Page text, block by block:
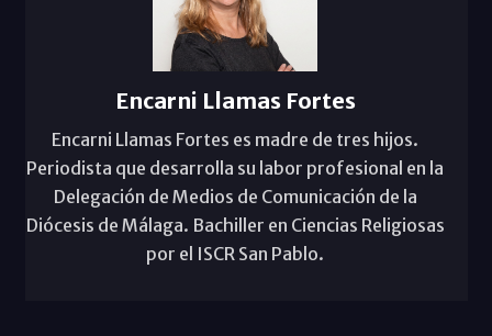
Encarni Llamas Fortes
Encarni Llamas Fortes es madre de tres hijos.
Periodista que desarrolla su labor profesional en la
Delegación de Medios de Comunicación de la
Diócesis de Málaga. Bachiller en Ciencias Religiosas
por el ISCR San Pablo.